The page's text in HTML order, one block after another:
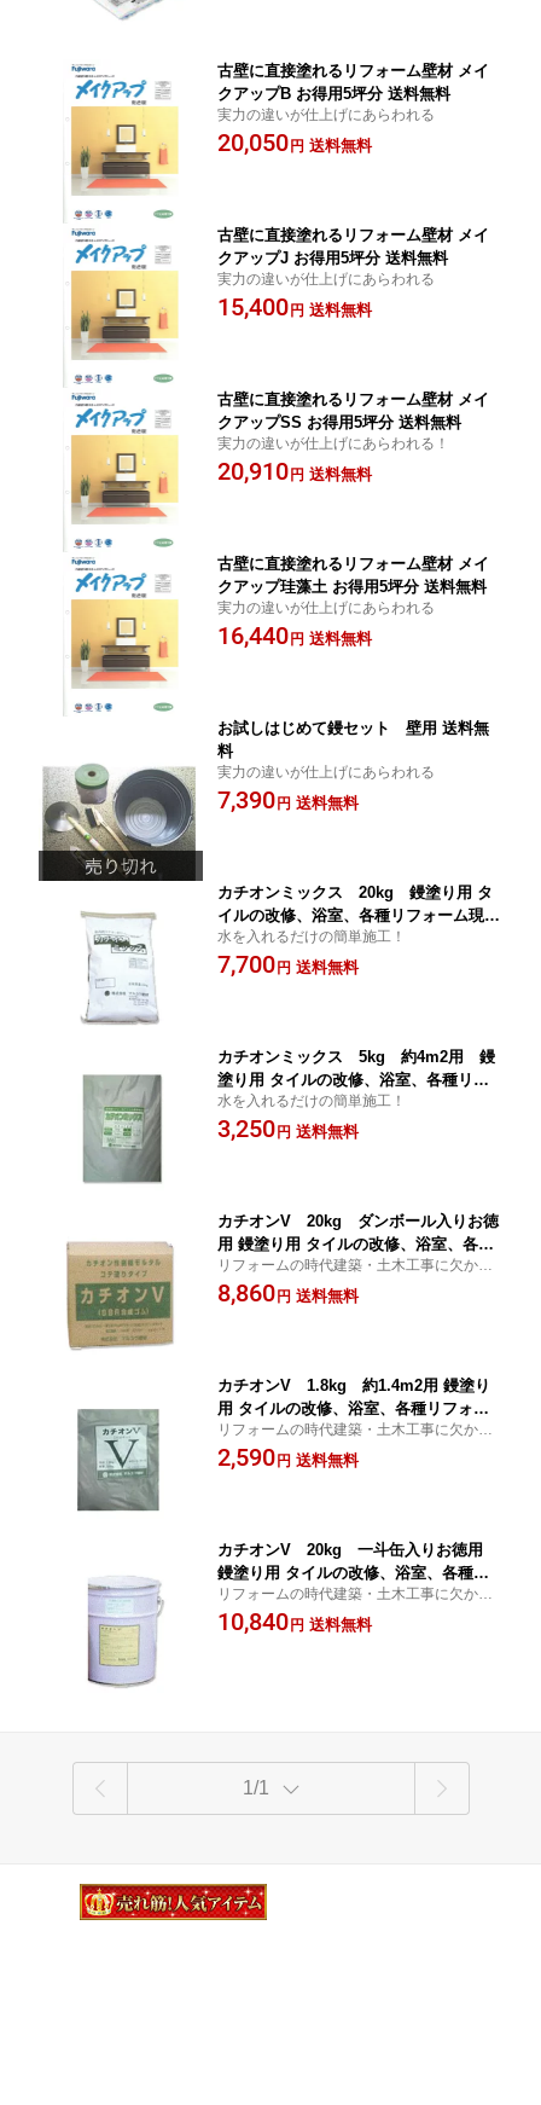
古壁に直接塗れるリフォーム壁材 メイ
クアップB お得用5坪分 送料無料
実力の違いが仕上げにあらわれる
20,050 円 送料無料
古壁に直接塗れるリフォーム壁材 メイ
クアップJ お得用5坪分 送料無料
実力の違いが仕上げにあらわれる
15,400 円 送料無料
古壁に直接塗れるリフォーム壁材 メイ
クアップSS お得用5坪分 送料無料
実力の違いが仕上げにあらわれる！
20,910 円 送料無料
古壁に直接塗れるリフォーム壁材 メイ
クアップ珪藻土 お得用5坪分 送料無料
実力の違いが仕上げにあらわれる
16,440 円 送料無料
お試しはじめて鏝セット 壁用 送料無
料
実力の違いが仕上げにあらわれる
7,390 円 送料無料
カチオンミックス 20kg 鏝塗り用 タ
イルの改修、浴室、各種リフォーム現場
の必修品
水を入れるだけの簡単施工！
7,700 円 送料無料
カチオンミックス 5kg 約4m2用 鏝
塗り用 タイルの改修、浴室、各種リフ
ォーム現場の必修品
水を入れるだけの簡単施工！
3,250 円 送料無料
カチオンV 20kg ダンボール入りお徳
用 鏝塗り用 タイルの改修、浴室、各種
リフォーム現場の必修品
リフォームの時代建築・土木工事に欠かせ
ない商品
8,860 円 送料無料
カチオンV 1.8kg 約1.4m2用 鏝塗り
用 タイルの改修、浴室、各種リフォー
ム現場の必修品
リフォームの時代建築・土木工事に欠かせ
ない商品
2,590 円 送料無料
カチオンV 20kg 一斗缶入りお徳用
鏝塗り用 タイルの改修、浴室、各種リ
フォーム現場の必修品
リフォームの時代建築・土木工事に欠かせ
ない商品
10,840 円 送料無料
1/1